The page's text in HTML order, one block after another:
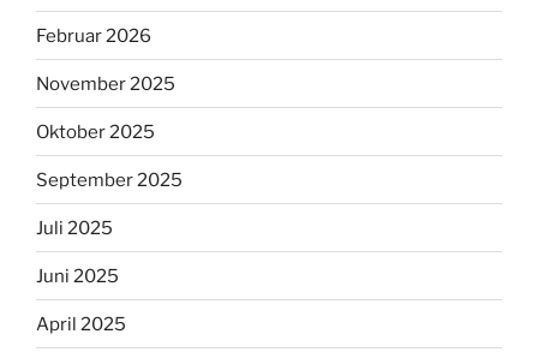
Februar 2026
November 2025
Oktober 2025
September 2025
Juli 2025
Juni 2025
April 2025